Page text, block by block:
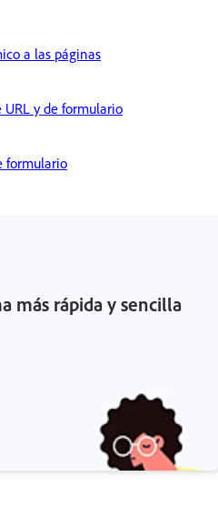
a las páginas
URL y de formulario
formulario
más rápida y sencilla